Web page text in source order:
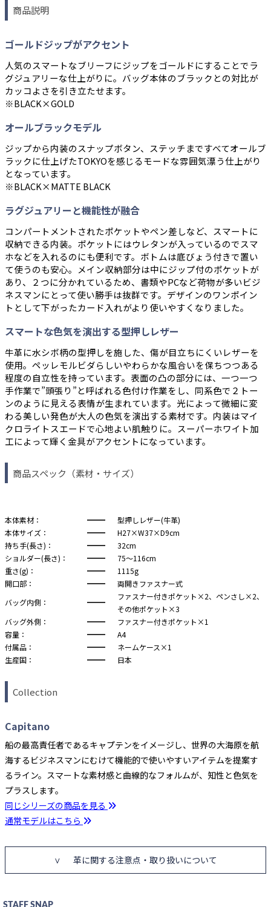
商品説明
ゴールドジップがアクセント
人気のスマートなブリーフにジップをゴールドにすることでラ
グジュアリーな仕上がりに。バッグ本体のブラックとの対比が
カッコよさを引き立たせます。
※BLACK×GOLD
オールブラックモデル
ジップから内装のスナップボタン、ステッチまですべてオールブ
ラックに仕上げたTOKYOを感じるモードな雰囲気漂う仕上がり
となっています。
※BLACK×MATTE BLACK
ラグジュアリーと機能性が融合
コンパートメントされたポケットやペン差しなど、スマートに
収納できる内装。ポケットにはウレタンが入っているのでスマ
ホなどを入れるのにも便利です。ボトムは底びょう付きで置い
て使うのも安心。メイン収納部分は中にジップ付のポケットが
あり、２つに分かれているため、書類やPCなど荷物が多いビジ
ネスマンにとって使い勝手は抜群です。デザインのワンポイン
トとして下がったカード入れがより使いやすくなりました。
スマートな色気を演出する型押しレザー
牛革に水シボ柄の型押しを施した、傷が目立ちにくいレザーを
使用。ペッレモルビダらしいやわらかな風合いを保ちつつある
程度の自立性を持っています。表面の凸の部分には、一つ一つ
手作業で”頭張り”と呼ばれる色付け作業をし、同系色で２トー
ンのように見える表情が生まれています。光によって微細に変
わる美しい発色が大人の色気を演出する素材です。内装はマイ
クロライトスエードで心地よい肌触りに。スーパーホワイト加
工によって輝く金具がアクセントになっています。
商品スペック（素材・サイズ）
本体素材：
型押しレザー(牛革)
本体サイズ：
H27×W37×D9cm
持ち手(長さ)：
32cm
ショルダー(長さ)：
75～116cm
重さ(g)：
1115g
開口部：
両開きファスナー式
バッグ内側：
ファスナー付きポケット×2、ペンさし×2、
その他ポケット×3
バッグ外側：
ファスナー付きポケット×1
容量：
A4
付属品：
ネームケース×1
生産国：
日本
Collection
Capitano
船の最高責任者であるキャプテンをイメージし、世界の大海原を航
海するビジネスマンにむけて機能的で使いやすいアイテムを提案す
るライン。スマートな素材感と曲線的なフォルムが、知性と色気を
プラスします。
同じシリーズの商品を見る
通常モデルはこちら
革に関する注意点・取り扱いについて
STAFF SNAP